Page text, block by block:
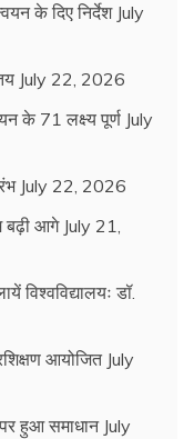
के दिए निर्देश July
July 22, 2026
के 71 लक्ष्य पूर्ण July
July 22, 2026
बढ़ी आगे July 21,
विश्वविद्यालयः डॉ.
आयोजित July
हुआ समाधान July